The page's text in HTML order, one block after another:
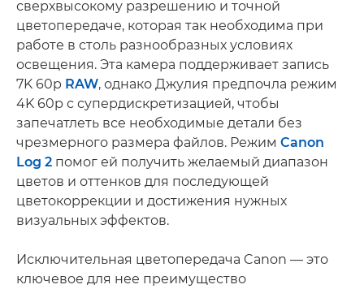
сверхвысокому разрешению и точной
цветопередаче, которая так необходима при
работе в столь разнообразных условиях
освещения. Эта камера поддерживает запись
7K 60p RAW, однако Джулия предпочла режим
4K 60p с супердискретизацией, чтобы
запечатлеть все необходимые детали без
чрезмерного размера файлов. Режим Canon
Log 2 помог ей получить желаемый диапазон
цветов и оттенков для последующей
цветокоррекции и достижения нужных
визуальных эффектов.
Исключительная цветопередача Canon — это
ключевое для нее преимущество